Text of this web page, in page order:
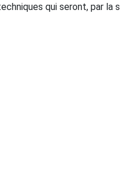
qui seront, par la